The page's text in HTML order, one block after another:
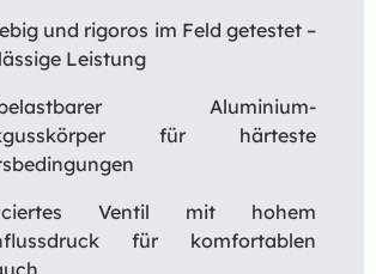
und rigoros im Feld getestet –
Leistung
Aluminium-
für härteste
Ventil mit hohem
für komfortablen